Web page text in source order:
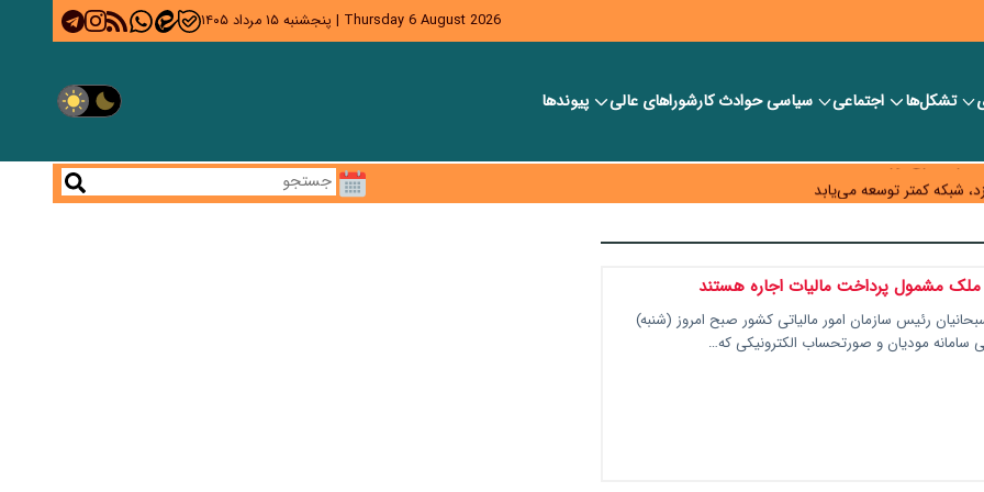
Thursday 6 August 2026
| پنجشنبه ۱۵ مرداد ۱۴۰۵
تشکل‌ها اجتماعی سیاسیحوادث کارشورا‎های عالی پیوندها
بانک‌ها و صرافی‌ها
شبکه کمتر توسعه می‌یابد
مشمول پرداخت مالیات اجاره هستند
رئیس سازمان امور مالیاتی کشور صبح امروز (شنبه)
سامانه مودیان و صورتحساب الکترونیکی که…